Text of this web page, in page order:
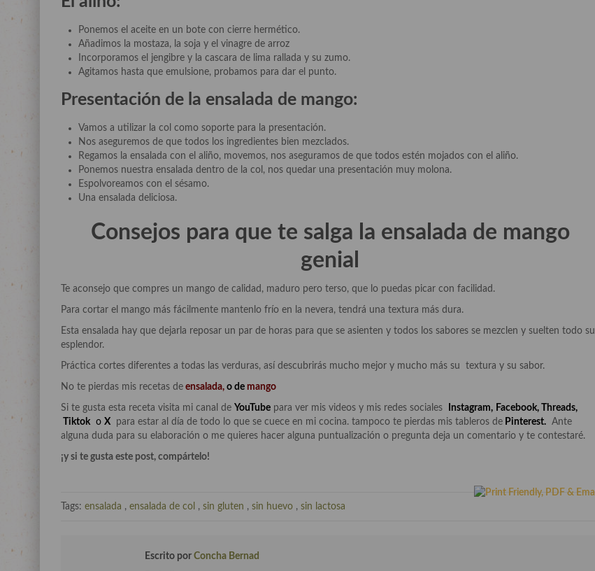
Ponemos el aceite en un bote con cierre hermético.
Añadimos la mostaza, la soja y el vinagre de arroz
Incorporamos el jengibre y la cascara de lima rallada y su zumo.
Agitamos hasta que emulsione, probamos para dar el punto.
Presentación de la ensalada de mango:
Vamos a utilizar la col como soporte para la presentación.
Nos aseguremos de que todos los ingredientes bien mezclados.
Regamos la ensalada con el aliño, movemos, nos aseguramos de que todos estén mojados con el aliño.
Ponemos nuestra ensalada dentro de la col, nos quedar una presentación muy molona.
Espolvoreamos con el sésamo.
Una ensalada deliciosa.
Consejos para que te salga la ensalada de mango
genial
Te aconsejo que compres un mango de calidad, maduro pero terso, que lo puedas picar con facilidad.
Para cortar el mango más fácilmente mantenlo frío en la nevera, tendrá una textura más dura.
Esta ensalada hay que dejarla reposar un par de horas para que se asienten y todos los sabores se mezclen y suelten todo su
esplendor.
Práctica cortes diferentes a todas las verduras, así descubrirás mucho mejor y mucho más su textura y su sabor.
No te pierdas mis recetas de ensalada, o de mango
Si te gusta esta receta visita mi canal de YouTube para ver mis videos y mis redes sociales Instagram, Facebook,
Threads,
Tiktoko X para estar al día de todo lo que se cuece en mi cocina. tampoco te pierdas mis tableros de Pinterest. Ante
alguna duda para su elaboración o me quieres hacer alguna puntualización o pregunta deja un comentario y te contestaré.
¡y si te gusta este post, compártelo!
Tags: ensalada , ensalada de col , sin gluten , sin huevo , sin lactosa
Escrito por Concha Bernad